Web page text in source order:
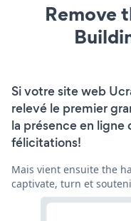
Remove
Si votre site web
relevé le premier
la présence en
félicitations!
Mais vient ensuite the
captivate, turn et